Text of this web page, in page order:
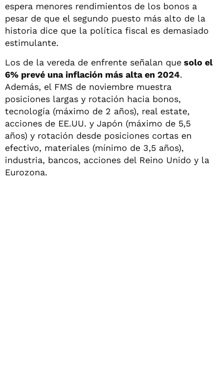
espera menores rendimientos de los bonos a
pesar de que el segundo puesto más alto de la
historia dice que la política fiscal es demasiado
estimulante.
Los de la vereda de enfrente señalan que solo el
6% prevé una inflación más alta en 2024.
Además, el FMS de noviembre muestra
posiciones largas y rotación hacia bonos,
tecnología (máximo de 2 años), real estate,
acciones de EE.UU. y Japón (máximo de 5,5
años) y rotación desde posiciones cortas en
efectivo, materiales (mínimo de 3,5 años),
industria, bancos, acciones del Reino Unido y la
Eurozona.